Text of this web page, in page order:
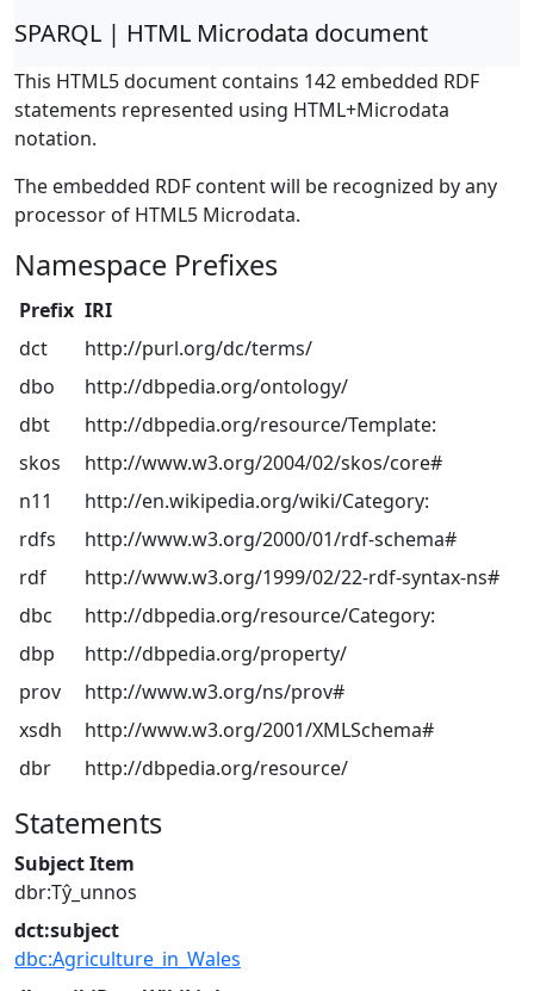
SPARQL | HTML Microdata document
This HTML5 document contains 142 embedded RDF
statements represented using HTML+Microdata
notation.
The embedded RDF content will be recognized by any
processor of HTML5 Microdata.
Namespace Prefixes
Prefix IRI
dct
http://purl.org/dc/terms/
dbo
http://dbpedia.org/ontology/
dbt
http://dbpedia.org/resource/Template:
skos
http://www.w3.org/2004/02/skos/core#
n11
http://en.wikipedia.org/wiki/Category:
rdfs
http://www.w3.org/2000/01/rdf-schema#
rdf
http://www.w3.org/1999/02/22-rdf-syntax-ns#
dbc
http://dbpedia.org/resource/Category:
dbp
http://dbpedia.org/property/
prov
http://www.w3.org/ns/prov#
xsdh
http://www.w3.org/2001/XMLSchema#
dbr
http://dbpedia.org/resource/
Statements
Subject Item
dbr:Tŷ_unnos
dct:subject
dbc:Agriculture_in_Wales